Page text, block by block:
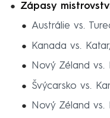
Zápasy
Austrálie vs.
Kanada vs.
Nový Zéland vs.
Švýcarsko vs.
Nový Zéland vs.